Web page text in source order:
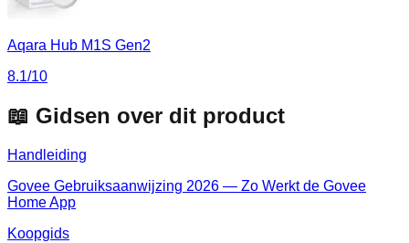
Aqara Hub M1S Gen2
8.1/10
📖 Gidsen over dit product
Handleiding
Govee Gebruiksaanwijzing 2026 — Zo Werkt de Govee
Home App
Koopgids